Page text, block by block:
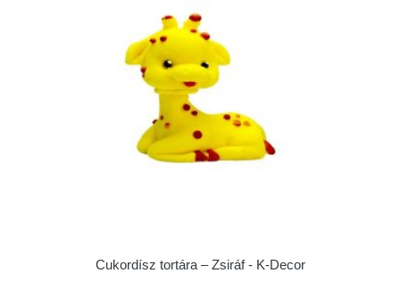
Cukordísz tortára – Zsiráf - K-Decor